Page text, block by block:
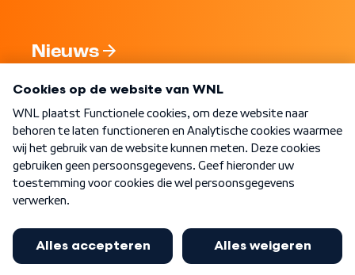
Nieuws
Nieuwsbrief
Word Lid